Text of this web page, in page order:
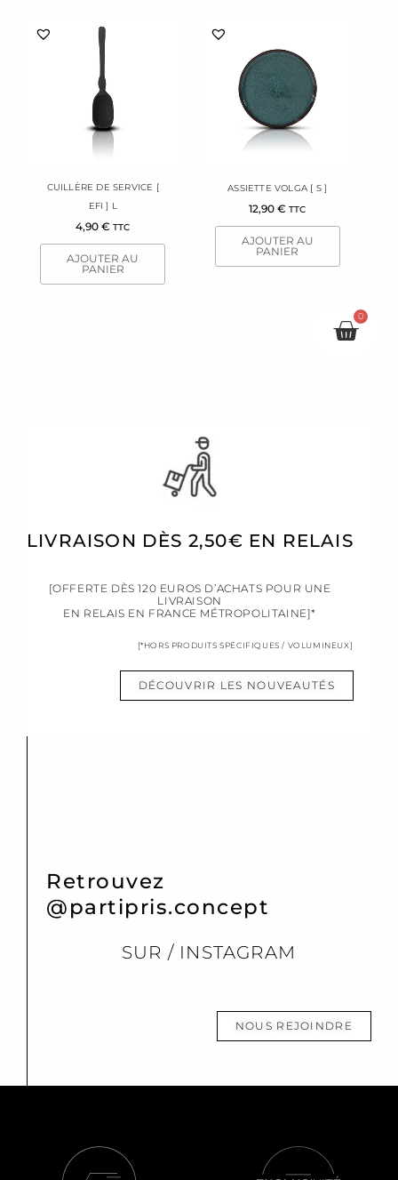
CUILLÈRE DE SERVICE [
EFI ] L
4,90€ TTC
AJOUTER AU
PANIER
ASSIETTE VOLGA [ S ]
12,90€ TTC
AJOUTER AU
PANIER
0
LIVRAISON DÈS 2,50€ EN RELAIS
[OFFERTE DÈS 120 EUROS D’ACHATS POUR UNE
LIVRAISON
EN RELAIS EN FRANCE MÉTROPOLITAINE]*
[*HORS PRODUITS SPÉCIFIQUES / VOLUMINEUX]
DÉCOUVRIR LES NOUVEAUTÉS
Retrouvez
@partipris.concept
SUR / INSTAGRAM
NOUS REJOINDRE